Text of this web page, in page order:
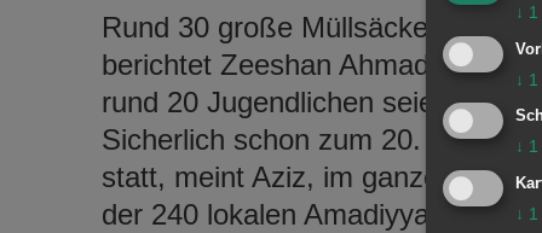
Rund 30 große Müllsäcke seien
berichtet Zeeshan Ahmad Aziz,
rund 20 Jugendlichen seien sie
Sicherlich schon zum 20. Mal
statt, meint Aziz, im ganzen
der 240 lokalen Amadiyya-
↓ 1
↓ 1
↓ 1
↓ 1